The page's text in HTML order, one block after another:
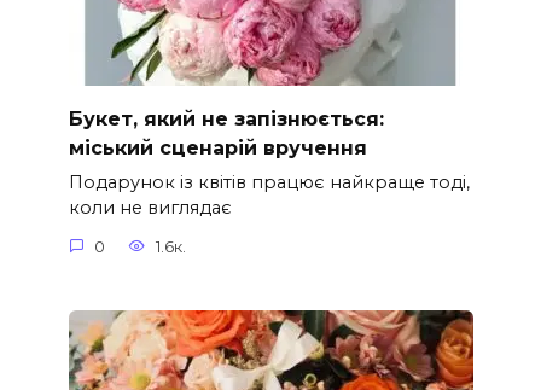
Букет, який не запізнюється:
міський сценарій вручення
Подарунок із квітів працює найкраще тоді,
коли не виглядає
0 1.6к.